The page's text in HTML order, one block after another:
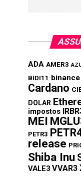
ADA AMER3
BIDI11 binance
Cardano
DOLAR
impostos
MEI
PETR3
release
Shiba Inu
VALE3 VVAR3